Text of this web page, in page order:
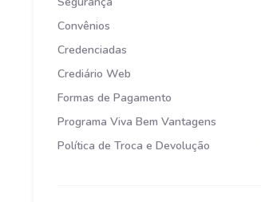
Convênios
Credenciadas
Crediário Web
Formas de Pagamento
Programa Viva Bem Vantagens
Política de Troca e Devolução